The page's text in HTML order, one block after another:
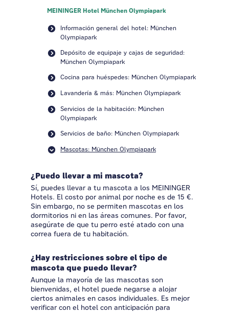
MEININGER Hotel München Olympiapark
Información general del hotel: München
Olympiapark
Depósito de equipaje y cajas de seguridad:
München Olympiapark
Cocina para huéspedes: München Olympiapark
Lavandería & más: München Olympiapark
Servicios de la habitación: München
Olympiapark
Servicios de baño: München Olympiapark
Mascotas: München Olympiapark
¿Puedo llevar a mi mascota?
Sí, puedes llevar a tu mascota a los MEININGER
Hotels. El costo por animal por noche es de 15 €.
Sin embargo, no se permiten mascotas en los
dormitorios ni en las áreas comunes. Por favor,
asegúrate de que tu perro esté atado con una
correa fuera de tu habitación.
¿Hay restricciones sobre el tipo de
mascota que puedo llevar?
Aunque la mayoría de las mascotas son
bienvenidas, el hotel puede negarse a alojar
ciertos animales en casos individuales. Es mejor
verificar con el hotel con anticipación para